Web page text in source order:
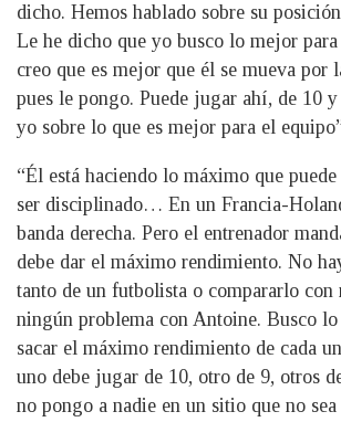
dicho. Hemos hablado sobre su
Le he dicho que yo busco lo mejor
creo que es mejor que él se mueva por
pues le pongo. Puede jugar ahí, de 10
yo sobre lo que es mejor para el
“Él está haciendo lo máximo que
ser disciplinado… En un Francia-
banda derecha. Pero el entrenador
debe dar el máximo rendimiento. No
tanto de un futbolista o compararlo con
ningún problema con Antoine. Busco
sacar el máximo rendimiento de cada
uno debe jugar de 10, otro de 9, otros
no pongo a nadie en un sitio que no